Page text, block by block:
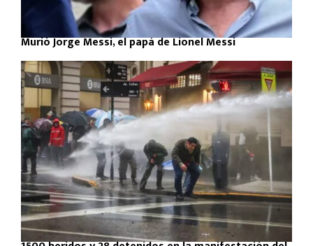
Murió Jorge Messi, el papá de Lionel Messi